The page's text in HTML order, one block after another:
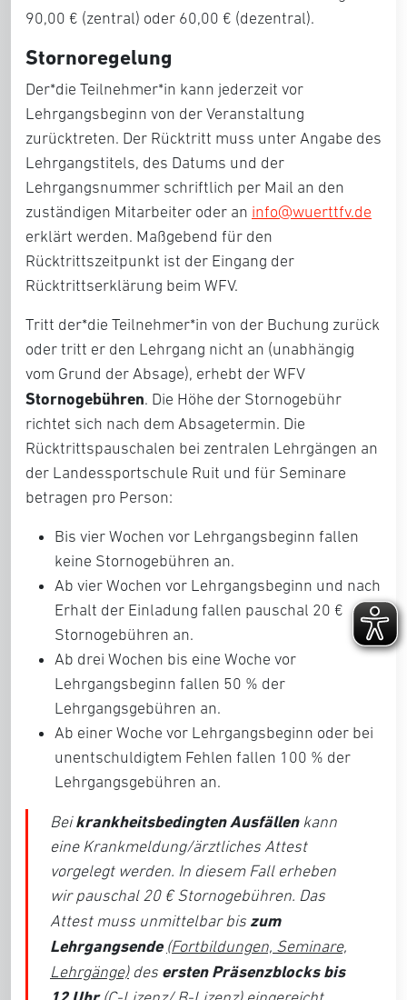
90,00 € (zentral) oder 60,00 € (dezentral).
Stornoregelung
Der*die Teilnehmer*in kann jederzeit vor
Lehrgangsbeginn von der Veranstaltung
zurücktreten. Der Rücktritt muss unter Angabe des
Lehrgangstitels, des Datums und der
Lehrgangsnummer schriftlich per Mail an den
zuständigen Mitarbeiter oder an info@wuerttfv.de
erklärt werden. Maßgebend für den
Rücktrittszeitpunkt ist der Eingang der
Rücktrittserklärung beim WFV.
Tritt der*die Teilnehmer*in von der Buchung zurück
oder tritt er den Lehrgang nicht an (unabhängig
vom Grund der Absage), erhebt der WFV
Stornogebühren. Die Höhe der Stornogebühr
richtet sich nach dem Absagetermin. Die
Rücktrittspauschalen bei zentralen Lehrgängen an
der Landessportschule Ruit und für Seminare
betragen pro Person:
Bis vier Wochen vor Lehrgangsbeginn fallen
keine Stornogebühren an.
Ab vier Wochen vor Lehrgangsbeginn und nach
Erhalt der Einladung fallen pauschal 20 €
Stornogebühren an.
Ab drei Wochen bis eine Woche vor
Lehrgangsbeginn fallen 50 % der
Lehrgangsgebühren an.
Ab einer Woche vor Lehrgangsbeginn oder bei
unentschuldigtem Fehlen fallen 100 % der
Lehrgangsgebühren an.
Beikrankheitsbedingten Ausfällenkann
eine Krankmeldung/ärztliches Attest
vorgelegt werden. In diesem Fall erheben
wir pauschal 20 € Stornogebühren. Das
Attest muss unmittelbar bis zum
Lehrgangsende (Fortbildungen, Seminare,
Lehrgänge)des ersten Präsenzblocks bis